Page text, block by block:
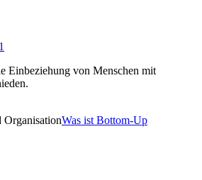
Einbeziehung von Menschen mit
OrganisationWas ist Bottom-Up